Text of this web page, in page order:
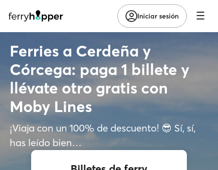
Iniciar sesión
Ferries a Cerdeña y
Córcega: paga 1 billete y
llévate otro gratis con
Moby Lines
¡Viaja con un 100% de descuento! 😎 Sí, sí,
has leído bien…